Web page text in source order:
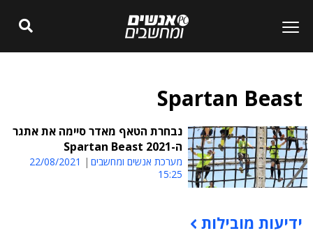
Spartan Beast
נבחרת הטאף מאדר סיימה את אתגר
ה-Spartan Beast 2021
מערכת אנשים ומחשבים
22/08/2021
15:25
תוכן פרסומי
ידיעות מובילות